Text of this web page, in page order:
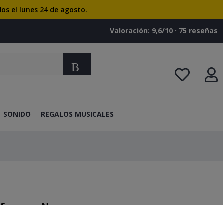
el lunes 24 de agosto.
Valoración: 9,6/10 · ‎75 reseñas
Buscar
SONIDO REGALOS MUSICALES